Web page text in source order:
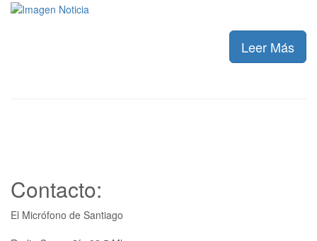
Leer Más
Contacto:
El Micrófono de Santiago